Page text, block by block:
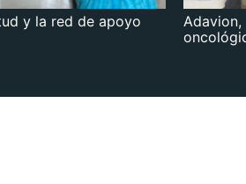
y la red de apoyo